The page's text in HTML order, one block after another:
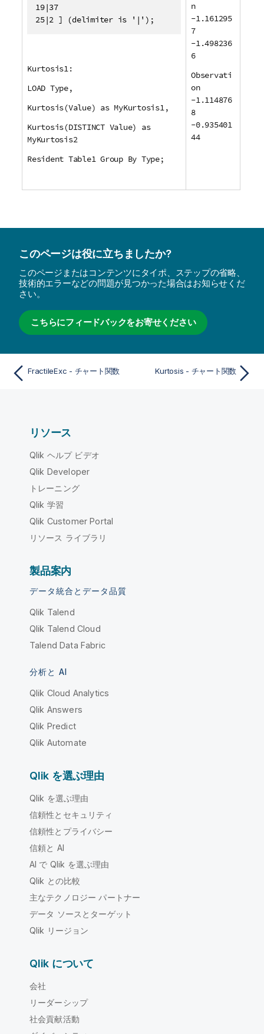
19|37
25|2 ] (delimiter is '|');
Kurtosis1:
LOAD Type,
Kurtosis(Value) as MyKurtosis1,
Kurtosis(DISTINCT Value) as
MyKurtosis2
Resident Table1 Group By Type;
n
-1.161295
7
-1.498236
6
Observati
on
-1.114876
8
-0.935401
44
このページは役に立ちましたか?
このページまたはコンテンツにタイポ、ステップの省略、
技術的エラーなどの問題が見つかった場合はお知らせくだ
さい。
こちらにフィードバックをお寄せください
FractileExc - チャート関数 Kurtosis - チャート関数
リソース
Qlik ヘルプ ビデオ
Qlik Developer
トレーニング
Qlik 学習
Qlik Customer Portal
リソース ライブラリ
製品案内
データ統合とデータ品質
Qlik Talend
Qlik Talend Cloud
Talend Data Fabric
分析と AI
Qlik Cloud Analytics
Qlik Answers
Qlik Predict
Qlik Automate
Qlik を選ぶ理由
Qlik を選ぶ理由
信頼性とセキュリティ
信頼性とプライバシー
信頼と AI
AI で Qlik を選ぶ理由
Qlik との比較
主なテクノロジー パートナー
データ ソースとターゲット
Qlik リージョン
Qlik について
会社
リーダーシップ
社会貢献活動